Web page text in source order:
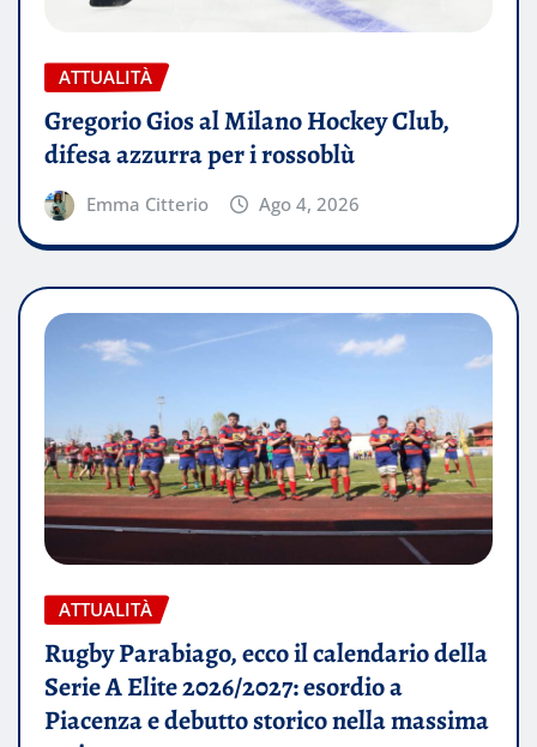
ATTUALITÀ
Gregorio Gios al Milano Hockey Club,
difesa azzurra per i rossoblù
Emma Citterio Ago 4, 2026
ATTUALITÀ
Rugby Parabiago, ecco il calendario della
Serie A Elite 2026/2027: esordio a
Piacenza e debutto storico nella massima